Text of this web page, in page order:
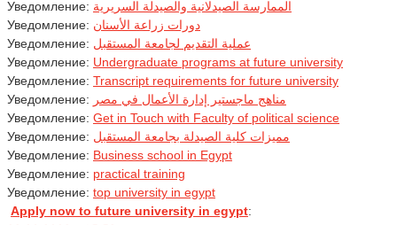
Уведомление: الممارسة الصيدلانية والصيدلة السريرية
Уведомление: دورات زراعة الأسنان
Уведомление: عملية التقديم لجامعة المستقبل
Уведомление: Undergraduate programs at future university
Уведомление: Transcript requirements for future university
Уведомление: مناهج ماجستير إدارة الأعمال في مصر
Уведомление: Get in Touch with Faculty of political science
Уведомление: مميزات كلية الصيدلة بجامعة المستقبل
Уведомление: Business school in Egypt
Уведомление: practical training
Уведомление: top university in egypt
Apply now to future university in egypt: